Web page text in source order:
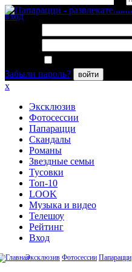
вход
Забыли пароль?
войти
x
Эксклюзив
Фотосессии
Папарацци
Скандалы
Романы
Звездные семьи
Тусовки
Топ-10
LOOK
Музыка и видео
Телешоу
Рейтинг
Вход
Эксклюзив Фотосессии Папарацци